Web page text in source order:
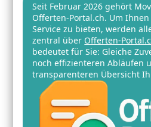
Seit Februar 2026 gehört
Offerten-Portal.ch. Um
Service zu bieten, werden
zentral über Offerten-
bedeutet für Sie: Gleiche
noch effizienteren Abläufen
transparenteren Übersicht